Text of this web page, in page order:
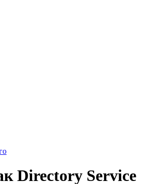
Directory Service